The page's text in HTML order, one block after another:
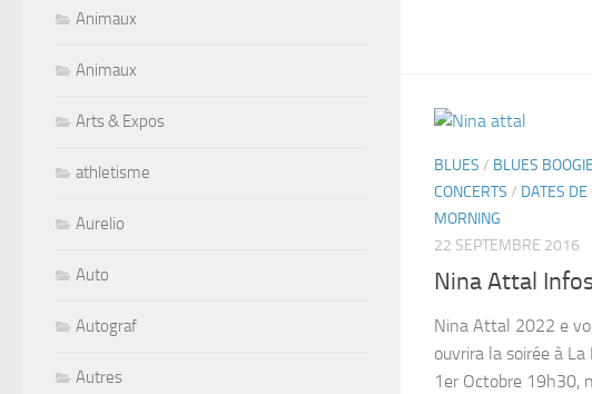
BLUES / BLUES
CONCERTS / DATES DE
MORNING
22 SEPTEMBRE 2016
Nina Attal
Nina Attal 2022 e
ouvrira la soirée à
1er Octobre 19h30,
Animaux
Animaux
Arts & Expos
athletisme
Aurelio
Auto
Autograf
Autres